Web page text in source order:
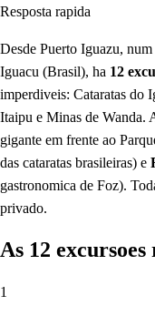
Resposta rapida
Desde Puerto Iguazu,
Iguacu (Brasil), ha 12
imperdiveis: Cataratas do
Itaipu e Minas de Wanda.
gigante em frente ao
das cataratas brasileiras) e
gastronomica de Foz).
privado.
As 12
1